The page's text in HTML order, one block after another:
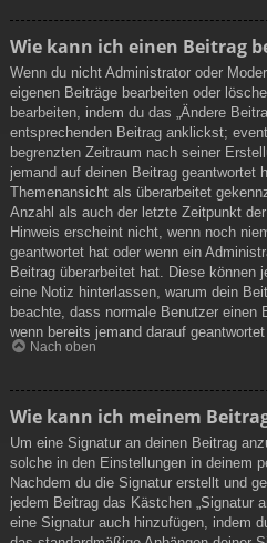
Wie kann ich einen Beitrag
Wenn du nicht Administrator oder
eigenen Beiträge bearbeiten oder
bearbeiten, indem du das „Ändere
entsprechenden Beitrag anklickst;
begrenzten Zeitraum nach seiner
jemand auf deinen Beitrag geantwortet
Themenansicht als überarbeitet
Anzahl als auch der letzte Zeitpunkt
Hinweis erscheint nicht, wenn noch
geantwortet hat oder wenn ein
Beitrag überarbeitet hat. Diese können
eine Notiz hinterlassen, warum dein
beachte, dass normale Benutzer einen
wenn bereits jemand darauf geantwortet
Nach oben
Wie kann ich meinem
Um eine Signatur an deinen Beitrag
solche in den Einstellungen in deinem
Nachdem du die Signatur erstellt und
jedem Beitrag das Kästchen „Signatur
eine Signatur auch hinzufügen, indem